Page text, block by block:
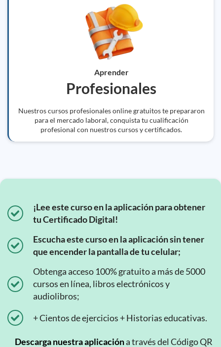
Aprender
Profesionales
Nuestros cursos profesionales online gratuitos te prepararon
para el mercado laboral, conquista tu cualificación
profesional con nuestros cursos y certificados.
¡Lee este curso en la aplicación para obtener
tu Certificado Digital!
Escucha este curso en la aplicación sin tener
que encender la pantalla de tu celular;
Obtenga acceso 100% gratuito a más de 5000
cursos en línea, libros electrónicos y
audiolibros;
+ Cientos de ejercicios + Historias educativas.
Descarga nuestra aplicacióna través del Código QR